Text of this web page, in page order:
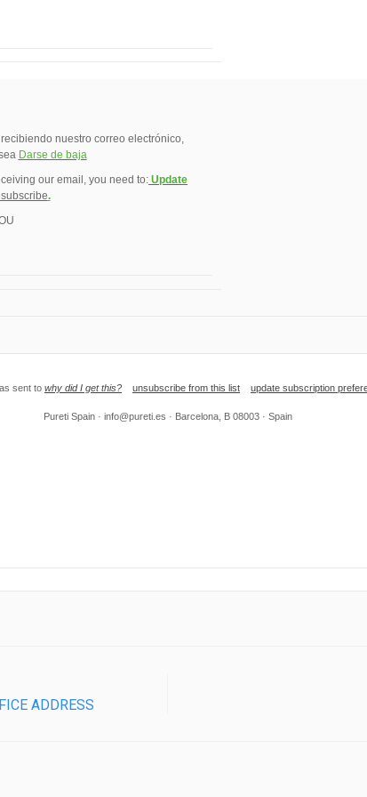
nuestro correo electrónico,
Darse de baja
our email, you need to: Update
.
sent to why did I get this? unsubscribe from this list update subscription
Pureti Spain · info@pureti.es · Barcelona, B 08003 · Spain
ADDRESS